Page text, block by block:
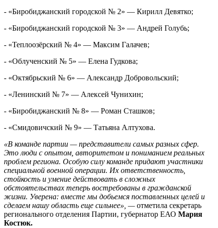
- «Биробиджанский городской № 2» — Кирилл Девятко;
- «Биробиджанский городской № 3» — Андрей Голубь;
- «Теплоозёрский № 4» — Максим Галачев;
- «Облученский № 5» — Елена Гудкова;
- «Октябрьский № 6» — Александр Добровольский;
- «Ленинский № 7» — Алексей Чунихин;
- «Биробиджанский № 8» — Роман Сташков;
- «Смидовичский № 9» — Татьяна Алтухова.
«В команде партии — представители самых разных сфер.
Это люди с опытом, авторитетом и пониманием реальных
проблем региона. Особую силу команде придают участники
специальной военной операции. Их ответственность,
стойкость и умение действовать в сложных
обстоятельствах теперь востребованы в гражданской
жизни. Уверена: вместе мы добьемся поставленных целей и
сделаем нашу область еще сильнее», —отметила секретарь
регионального отделения Партии, губернатор ЕАО Мария
Костюк.